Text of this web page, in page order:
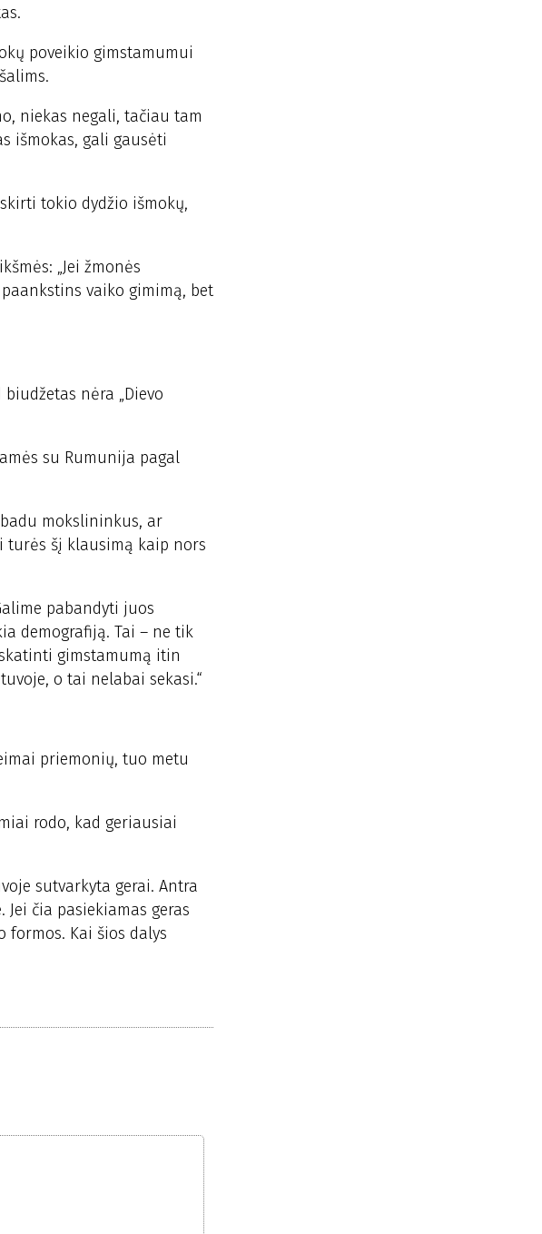
poveikio gimstamumui
niekas negali, tačiau tam
išmokas, gali gausėti
tokio dydžio išmokų,
„Jei žmonės
vaiko gimimą, bet
nėra „Dievo
su Rumunija pagal
mokslininkus, ar
turės šį klausimą kaip nors
pabandyti juos
demografiją. Tai – ne tik
gimstamumą itin
o tai nelabai sekasi.“
priemonių, tuo metu
rodo, kad geriausiai
sutvarkyta gerai. Antra
čia pasiekiamas geras
formos. Kai šios dalys